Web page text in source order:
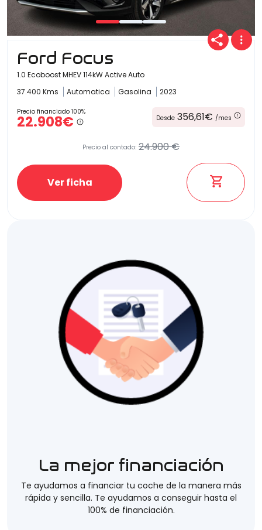
Ford Focus
1.0 Ecoboost MHEV 114kW Active Auto
37.400 Kms
Automatica Gasolina 2023
Precio financiado 100%
22.908€ Desde 356,61€ /mes
Precio al contado: 24.900 €
Ver ficha
La mejor financiación
Te ayudamos a financiar tu coche de la manera más
rápida y sencilla. Te ayudamos a conseguir hasta el
100% de financiación.